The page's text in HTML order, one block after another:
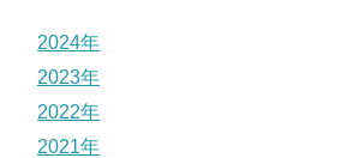
2024年
2023年
2022年
2021年